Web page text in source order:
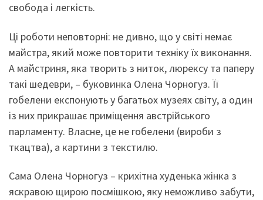
свобода і легкість.
Ці роботи неповторні: не дивно, що у світі немає
майстра, який може повторити техніку їх виконання.
А майстриня, яка творить з ниток, люрексу та паперу
такі шедеври, – буковинка Олена Чорногуз. Її
гобелени експонують у багатьох музеях світу, а один
із них прикрашає приміщення австрійського
парламенту. Власне, це не гобелени (вироби з
ткацтва), а картини з текстилю.
Сама Олена Чорногуз – крихітна худенька жінка з
яскравою щирою посмішкою, яку неможливо забути,